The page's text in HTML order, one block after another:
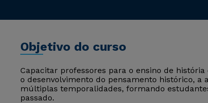
Objetivo do curso
Capacitar professores para o ensino de
o desenvolvimento do pensamento histórico,
múltiplas temporalidades, formando
passado.